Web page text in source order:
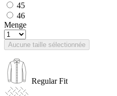
45
46
Menge
Aucune taille sélectionnée
Regular Fit